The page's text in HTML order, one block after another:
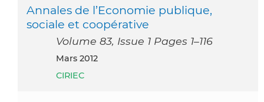
Annales de l’Economie publique,
sociale et coopérative
Volume 83, Issue 1 Pages 1–116
mars 2012
CIRIEC